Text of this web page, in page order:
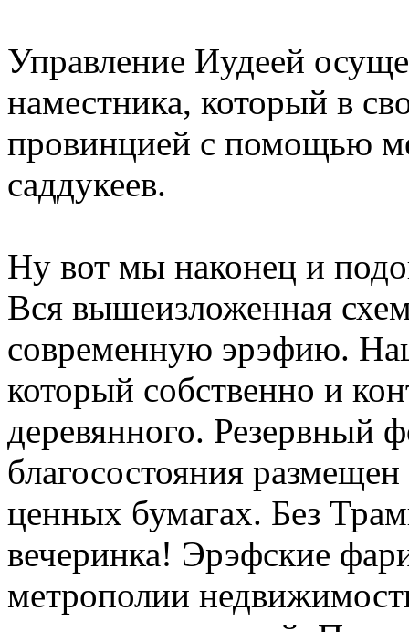
Управление Иудеей
наместника, который в
провинцией с помощью
саддукеев.
Ну вот мы наконец и
Вся вышеизложенная
современную эрэфию.
который собственно и
деревянного. Резервный
благосостояния
ценных бумагах. Без
вечеринка! Эрэфские
метрополии